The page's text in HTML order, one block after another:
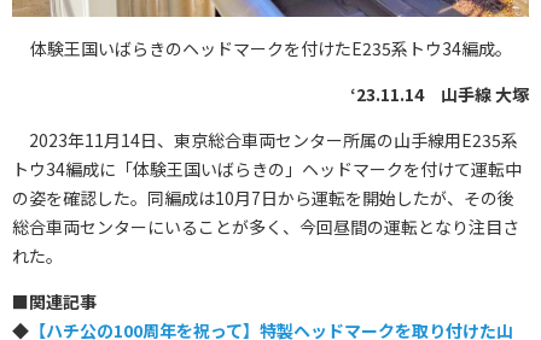
体験王国いばらきのヘッドマークを付けたE235系トウ34編成。
‘23.11.14 山手線 大塚
2023年11月14日、東京総合車両センター所属の山手線用E235系
トウ34編成に「体験王国いばらきの」ヘッドマークを付けて運転中
の姿を確認した。同編成は10月7日から運転を開始したが、その後
総合車両センターにいることが多く、今回昼間の運転となり注目さ
れた。
■関連記事
◆ 【ハチ公の100周年を祝って】特製ヘッドマークを取り付けた山